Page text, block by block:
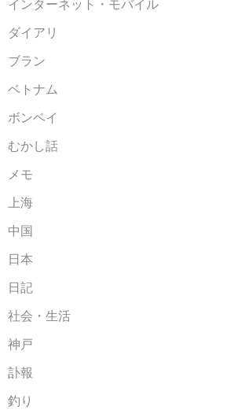
インターネット・モバイル
ダイアリ
ブラン
ベトナム
ボンベイ
むかし話
メモ
上海
中国
日本
日記
社会・生活
神戸
訃報
釣り